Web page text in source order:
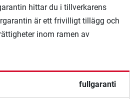
hittar du i tillverkarens
är ett frivilligt tillägg och
inom ramen av
fullgaranti